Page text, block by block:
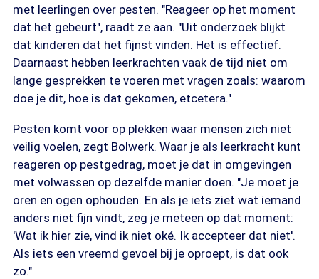
met leerlingen over pesten. "Reageer op het moment
dat het gebeurt", raadt ze aan. "Uit onderzoek blijkt
dat kinderen dat het fijnst vinden. Het is effectief.
Daarnaast hebben leerkrachten vaak de tijd niet om
lange gesprekken te voeren met vragen zoals: waarom
doe je dit, hoe is dat gekomen, etcetera."
Pesten komt voor op plekken waar mensen zich niet
veilig voelen, zegt Bolwerk. Waar je als leerkracht kunt
reageren op pestgedrag, moet je dat in omgevingen
met volwassen op dezelfde manier doen. "Je moet je
oren en ogen ophouden. En als je iets ziet wat iemand
anders niet fijn vindt, zeg je meteen op dat moment:
'Wat ik hier zie, vind ik niet oké. Ik accepteer dat niet'.
Als iets een vreemd gevoel bij je oproept, is dat ook
zo."